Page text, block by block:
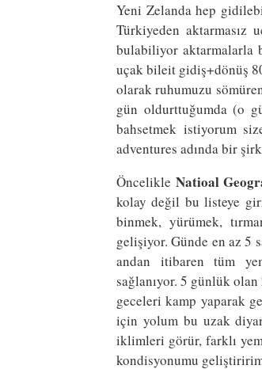
Yeni Zelanda hep
Türkiyeden
bulabiliyor aktarmalarla
uçak bileit gidiş+dönüş
olarak ruhumuzu
gün oldurttuğumda (o
bahsetmek istiyorum
adventures adında bir
Öncelikle Natioal
kolay değil bu listeye
binmek, yürümek,
gelişiyor. Günde en az 5
andan itibaren tüm
sağlanıyor. 5 günlük
geceleri kamp yaparak
için yolum bu uzak
iklimleri görür, farklı
kondisyonumu